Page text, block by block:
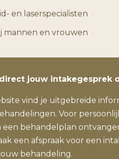
en laserspecialisten
mannen en vrouwen
jouw intakegesprek
vind je uitgebreide
Voor
een behandelplan
een afspraak voor een
behandeling.